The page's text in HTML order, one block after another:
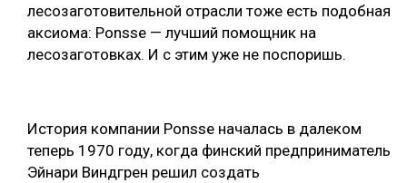
лесозаготовительной отрасли тоже есть подобная
аксиома: Ponsse — лучший помощник на
лесозаготовках. И с этим уже не поспоришь.
История компании Ponsse началась в далеком
теперь 1970 году, когда финский предприниматель
Эйнари Виндгрен решил создать